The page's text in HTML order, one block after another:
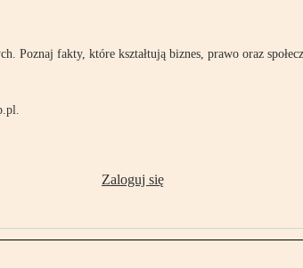
Poznaj fakty, które kształtują biznes, prawo oraz
Zaloguj się